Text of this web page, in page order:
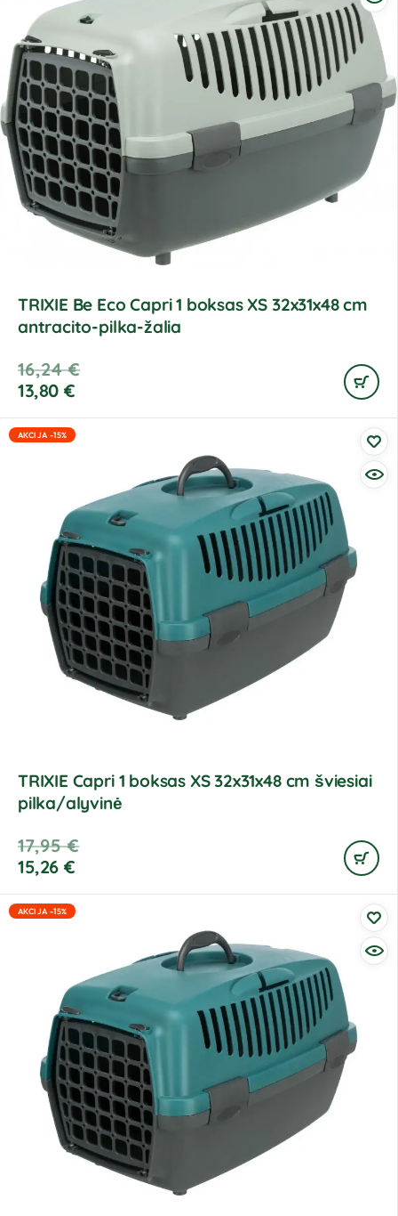
TRIXIE Be Eco Capri 1 boksas XS 32x31x48 cm
antracito-pilka-žalia
16,24€
13,80 €
AKCIJA -15%
TRIXIE Capri 1 boksas XS 32x31x48 cm šviesiai
pilka/alyvinė
17,95€
15,26 €
AKCIJA -15%